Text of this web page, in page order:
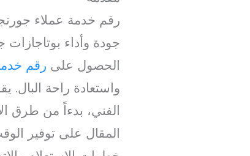
رقم خدمة عملاء
جودة وأداء
الحصول على رقم
واستعادة راحة البال.
الفني، بدءاً من طرق
المقال على توفير